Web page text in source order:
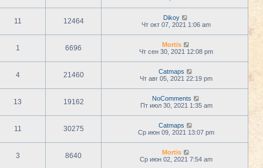
11 12464
Dikoy
Чт окт 07, 2021 1:06 am
1 6696
Mortis
Чт сен 30, 2021 12:08 pm
4 21460
Catmaps
Чт авг 05, 2021 22:19 pm
13 19162
NoComments
Пт июл 30, 2021 1:35 am
11 30275
Catmaps
Ср июн 09, 2021 13:07 pm
3 8640
Mortis
Ср июн 02, 2021 7:54 am